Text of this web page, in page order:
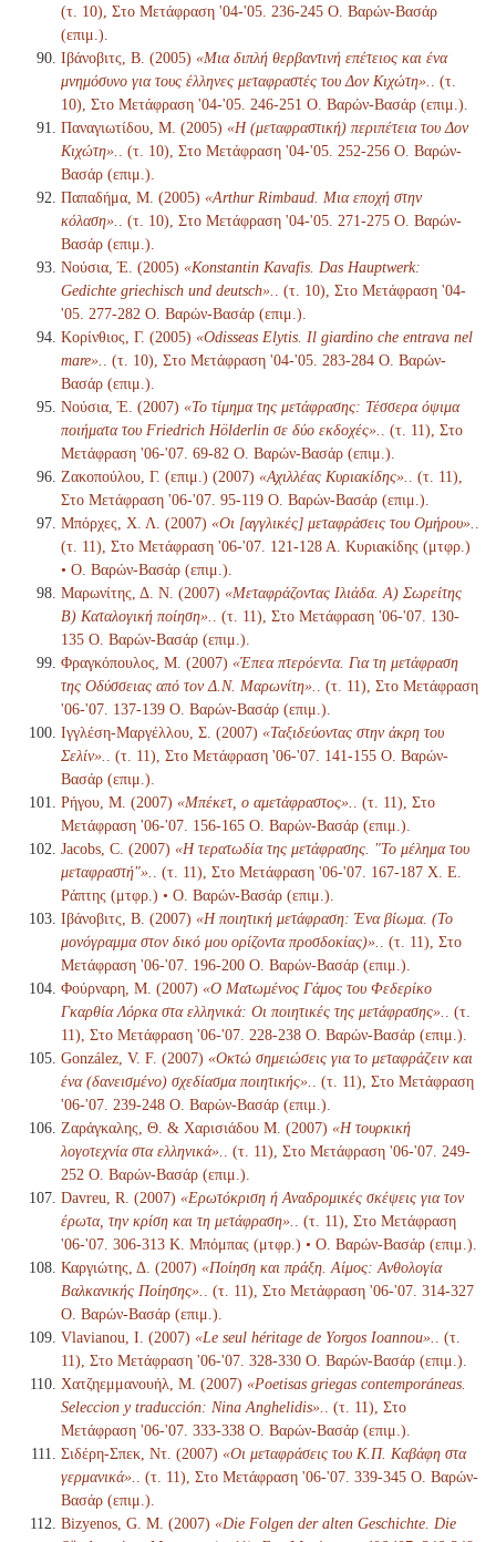
(τ. 10), Στο Μετάφραση '04-'05. 236-245 Ο. Βαρών-Βασάρ
(επιμ.).
Ιβάνοβιτς, Β. (2005) «Μια διπλή θερβαντινή επέτειος και ένα
μνημόσυνο για τους έλληνες μεταφραστές του Δον Κιχώτη».
. (τ.
10), Στο Μετάφραση '04-'05. 246-251 Ο. Βαρών-Βασάρ (επιμ.).
Παναγιωτίδου, Μ. (2005) «Η (μεταφραστική) περιπέτεια του Δον
Κιχώτη».
. (τ. 10), Στο Μετάφραση '04-'05. 252-256 Ο. Βαρών-
Βασάρ (επιμ.).
Παπαδήμα, Μ. (2005) «Arthur Rimbaud. Μια εποχή στην
κόλαση».
. (τ. 10), Στο Μετάφραση '04-'05. 271-275 Ο. Βαρών-
Βασάρ (επιμ.).
Νούσια, Έ. (2005) «Konstantin Kavafis. Das Hauptwerk:
Gedichte griechisch und deutsch».
. (τ. 10), Στο Μετάφραση '04-
'05. 277-282 Ο. Βαρών-Βασάρ (επιμ.).
Κορίνθιος, Γ. (2005) «Odisseas Elytis. Il giardino che entrava nel
mare».
. (τ. 10), Στο Μετάφραση '04-'05. 283-284 Ο. Βαρών-
Βασάρ (επιμ.).
Νούσια, Έ. (2007) «Το τίμημα της μετάφρασης: Τέσσερα όψιμα
ποιήματα του Friedrich Hölderlin σε δύο εκδοχές».
. (τ. 11), Στο
Μετάφραση '06-'07. 69-82 Ο. Βαρών-Βασάρ (επιμ.).
Ζακοπούλου, Γ. (επιμ.) (2007) «Αχιλλέας Κυριακίδης».
. (τ. 11),
Στο Μετάφραση '06-'07. 95-119 Ο. Βαρών-Βασάρ (επιμ.).
Μπόρχες, Χ. Λ. (2007) «Οι [αγγλικές] μεταφράσεις του Ομήρου».
(τ. 11), Στο Μετάφραση '06-'07. 121-128 Α. Κυριακίδης (μτφρ.)
• Ο. Βαρών-Βασάρ (επιμ.).
Μαρωνίτης, Δ. Ν. (2007) «Μεταφράζοντας Ιλιάδα. Α) Σωρείτης
Β) Καταλογική ποίηση».
. (τ. 11), Στο Μετάφραση '06-'07. 130-
135 Ο. Βαρών-Βασάρ (επιμ.).
Φραγκόπουλος, Μ. (2007) «Έπεα πτερόεντα. Για τη μετάφραση
της Οδύσσειας από τον Δ.Ν. Μαρωνίτη».
. (τ. 11), Στο Μετάφραση
'06-'07. 137-139 Ο. Βαρών-Βασάρ (επιμ.).
Ιγγλέση-Μαργέλλου, Σ. (2007) «Ταξιδεύοντας στην άκρη του
Σελίν».
. (τ. 11), Στο Μετάφραση '06-'07. 141-155 Ο. Βαρών-
Βασάρ (επιμ.).
Ρήγου, Μ. (2007) «Μπέκετ, ο αμετάφραστος».
. (τ. 11), Στο
Μετάφραση '06-'07. 156-165 Ο. Βαρών-Βασάρ (επιμ.).
Jacobs, C. (2007) «Η τερατωδία της μετάφρασης. "Το μέλημα του
μεταφραστή"».
. (τ. 11), Στο Μετάφραση '06-'07. 167-187 Χ. Ε.
Ράπτης (μτφρ.) • Ο. Βαρών-Βασάρ (επιμ.).
Ιβάνοβιτς, Β. (2007) «Η ποιητική μετάφραση: Ένα βίωμα. (Το
μονόγραμμα στον δικό μου ορίζοντα προσδοκίας)».
. (τ. 11), Στο
Μετάφραση '06-'07. 196-200 Ο. Βαρών-Βασάρ (επιμ.).
Φούρναρη, Μ. (2007) «Ο Ματωμένος Γάμος του Φεδερίκο
Γκαρθία Λόρκα στα ελληνικά: Οι ποιητικές της μετάφρασης».
. (τ.
11), Στο Μετάφραση '06-'07. 228-238 Ο. Βαρών-Βασάρ (επιμ.).
González, V. F. (2007) «Οκτώ σημειώσεις για το μεταφράζειν και
ένα (δανεισμένο) σχεδίασμα ποιητικής».
. (τ. 11), Στο Μετάφραση
'06-'07. 239-248 Ο. Βαρών-Βασάρ (επιμ.).
Ζαράγκαλης, Θ. & Χαρισιάδου Μ. (2007) «Η τουρκική
λογοτεχνία στα ελληνικά».
. (τ. 11), Στο Μετάφραση '06-'07. 249-
252 Ο. Βαρών-Βασάρ (επιμ.).
Davreu, R. (2007) «Ερωτόκριση ή Αναδρομικές σκέψεις για τον
έρωτα, την κρίση και τη μετάφραση».
. (τ. 11), Στο Μετάφραση
'06-'07. 306-313 Κ. Μπόμπας (μτφρ.) • Ο. Βαρών-Βασάρ (επιμ.).
Καργιώτης, Δ. (2007) «Ποίηση και πράξη. Αίμος: Ανθολογία
Βαλκανικής Ποίησης».
. (τ. 11), Στο Μετάφραση '06-'07. 314-327
Ο. Βαρών-Βασάρ (επιμ.).
Vlavianou, I. (2007) «Le seul héritage de Yorgos Ioannou».
. (τ.
11), Στο Μετάφραση '06-'07. 328-330 Ο. Βαρών-Βασάρ (επιμ.).
Χατζηεμμανουήλ, Μ. (2007) «Poetisas griegas contemporáneas.
Seleccion y traducción: Nina Anghelidis».
. (τ. 11), Στο
Μετάφραση '06-'07. 333-338 Ο. Βαρών-Βασάρ (επιμ.).
Σιδέρη-Σπεκ, Ντ. (2007) «Οι μεταφράσεις του Κ.Π. Καβάφη στα
γερμανικά».
. (τ. 11), Στο Μετάφραση '06-'07. 339-345 Ο. Βαρών-
Βασάρ (επιμ.).
Bizyenos, G. M. (2007) «Die Folgen der alten Geschichte. Die